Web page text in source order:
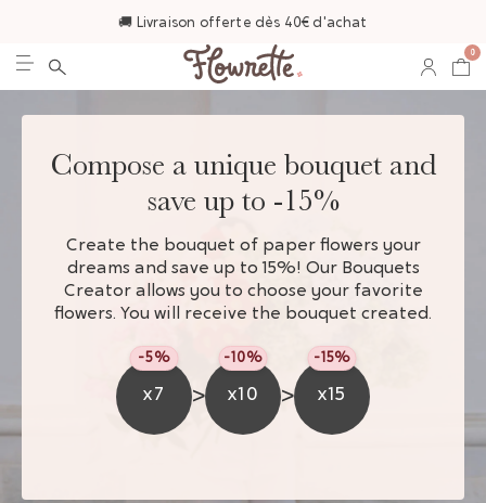
🚚 Livraison offerte dès 40€ d'achat
0
Compose a unique bouquet and
save up to -15%
Create the bouquet of paper flowers your
dreams and save up to 15%! Our Bouquets
Creator allows you to choose your favorite
flowers. You will receive the bouquet created.
x7
-5%
> x10
-10%
> x15
-15%